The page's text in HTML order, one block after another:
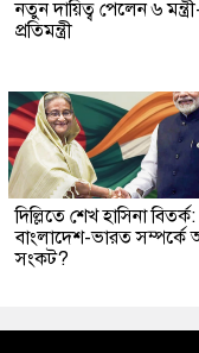
নতুন দায়িত্ব পেলেন ৬
প্রতিমন্ত্রী
দিল্লিতে শেখ হাসিনা বিতর্ক:
বাংলাদেশ-ভারত সম্পর্কে
সংকট?